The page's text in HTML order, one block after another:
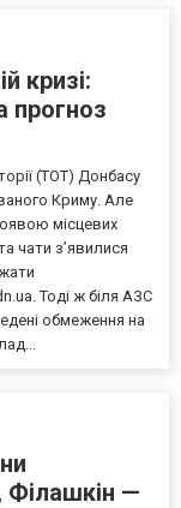
кризі:
прогноз
(ТОТ) Донбасу
Криму. Але
місцевих
чати з’явилися
Тоді ж біля АЗС
обмеження на
Філашкін —